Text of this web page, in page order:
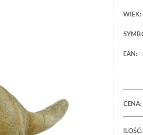
WIEK:
EAN:
CENA:
ILOŚĆ: